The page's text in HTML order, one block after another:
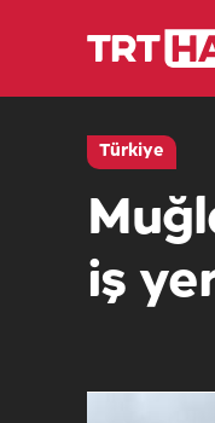
Türkiye
iş